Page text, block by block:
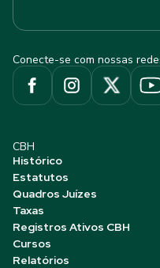
Conecte-se com nossas
CBH
Histórico
Estatutos
Quadros Juízes
Taxas
Registros Ativos CBH
Cursos
Relatórios